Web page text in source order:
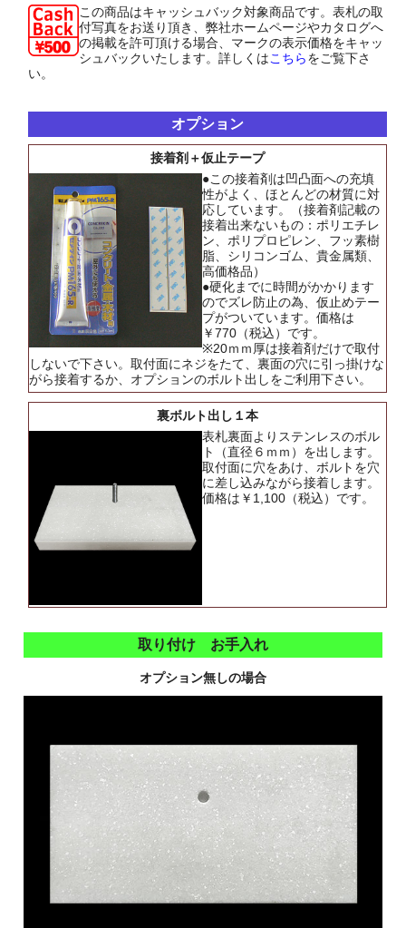
この商品はキャッシュバック対象商品です。表札の取
付写真をお送り頂き、弊社ホームページやカタログへ
の掲載を許可頂ける場合、マークの表示価格をキャッ
シュバックいたします。詳しくはこちらをご覧下さ
い。
オプション
接着剤＋仮止テープ
●この接着剤は凹凸面への充填
性がよく、ほとんどの材質に対
応しています。（接着剤記載の
接着出来ないもの：ポリエチレ
ン、ポリプロピレン、フッ素樹
脂、シリコンゴム、貴金属類、
高価格品）
●硬化までに時間がかかります
のでズレ防止の為、仮止めテー
プがついています。価格は
￥770（税込）です。
※20ｍｍ厚は接着剤だけで取付
しないで下さい。取付面にネジをたて、裏面の穴に引っ掛けな
がら接着するか、オプションのボルト出しをご利用下さい。
裏ボルト出し１本
表札裏面よりステンレスのボル
ト（直径６ｍｍ）を出します。
取付面に穴をあけ、ボルトを穴
に差し込みながら接着します。
価格は￥1,100（税込）です。
取り付け お手入れ
オプション無しの場合